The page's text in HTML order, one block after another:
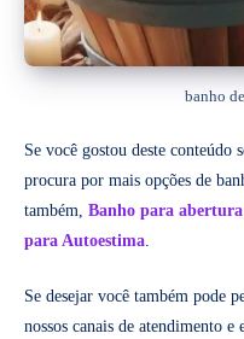
banho
Se você gostou deste conteúdo
procura por mais opções de
também, Banho para
para Autoestima
Se desejar você também pode
nossos canais de atendimento e